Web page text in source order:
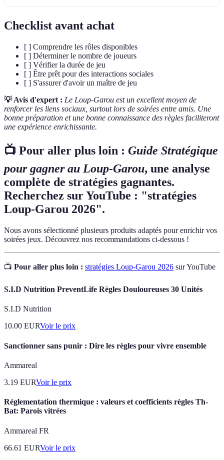
Checklist avant achat
[ ] Comprendre les rôles disponibles
[ ] Déterminer le nombre de joueurs
[ ] Vérifier la durée de jeu
[ ] Être prêt pour des interactions sociales
[ ] S'assurer d'avoir un maître de jeu
💡 Avis d'expert : Le Loup-Garou est un excellent moyen de
renforcer les liens sociaux, surtout lors de soirées entre amis. Une
bonne préparation et une bonne connaissance des règles faciliteront
une expérience enrichissante.
📺 Pour aller plus loin : Guide Stratégique
pour gagner au Loup-Garou, une analyse
complète de stratégies gagnantes.
Recherchez sur YouTube : "stratégies
Loup-Garou 2026".
Nous avons sélectionné plusieurs produits adaptés pour enrichir vos
soirées jeux. Découvrez nos recommandations ci-dessous !
📺 Pour aller plus loin : stratégies Loup-Garou 2026 sur YouTube
S.I.D Nutrition PreventLife Règles Douloureuses 30 Unités
S.I.D Nutrition
10.00 EURVoir le prix
Sanctionner sans punir : Dire les règles pour vivre ensemble
Ammareal
3.19 EURVoir le prix
Réglementation thermique : valeurs et coefficients règles Th-
Bat: Parois vitrées
Ammareal FR
66.61 EURVoir le prix